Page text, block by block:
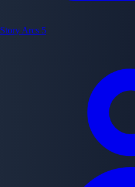
Story Arcs 5